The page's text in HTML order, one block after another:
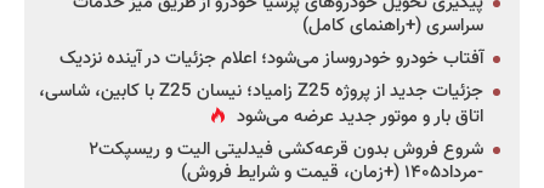
سراسری (+راهنمای کامل)
آفتاب خودرو خودروساز می‌شود؛ اعلام جزئیات در آینده نزدیک
جزئیات جدید از پروژه Z25 زامیاد؛ نیسان Z25 با کابین، شاسی،
اتاق بار و موتور جدید عرضه می‌شود
شروع فروش بدون قرعه‌کشی فیدلیتی الیت و ریسپکت۲
-مرداد۱۴۰۵ (+زمان، قیمت و شرایط فروش)